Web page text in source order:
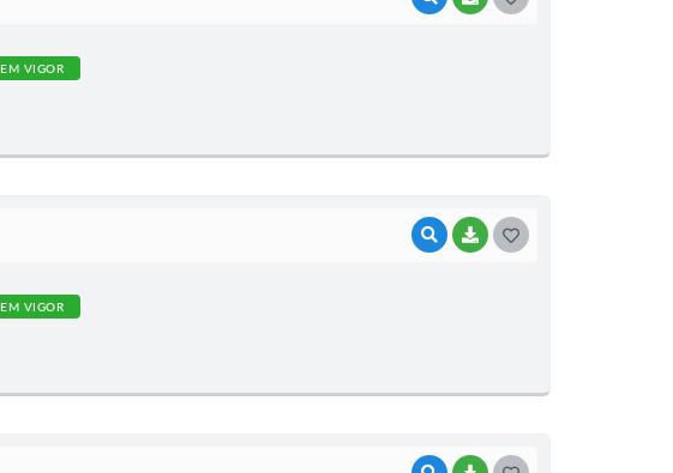
EM VIGOR
VISUALIZAR
BAIXAR
EM VIGOR